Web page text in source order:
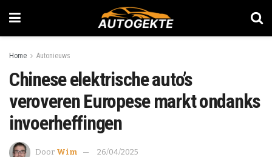
Home Autonieuws
Chinese elektrische auto’s
veroveren Europese markt ondanks
invoerheffingen
Door Wim 26/04/2025